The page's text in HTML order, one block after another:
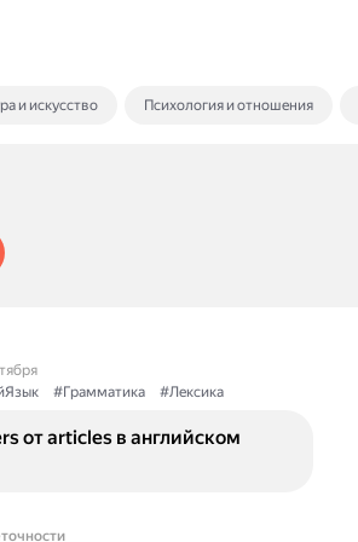
и искусство Психология и отношения
#Грамматика #Лексика
от articles в английском